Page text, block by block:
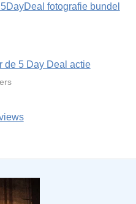
fotografie bundel
de 5 Day Deal actie